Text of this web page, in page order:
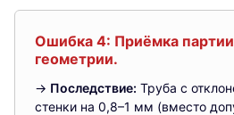
Ошибка 4: Приёмка партии
геометрии.
→ Последствие: Труба с
стенки на 0,8–1 мм (вместо